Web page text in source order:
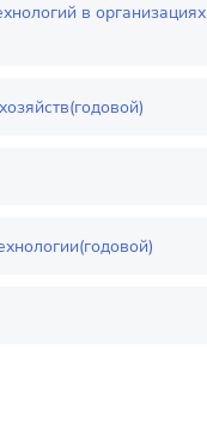
в организациях